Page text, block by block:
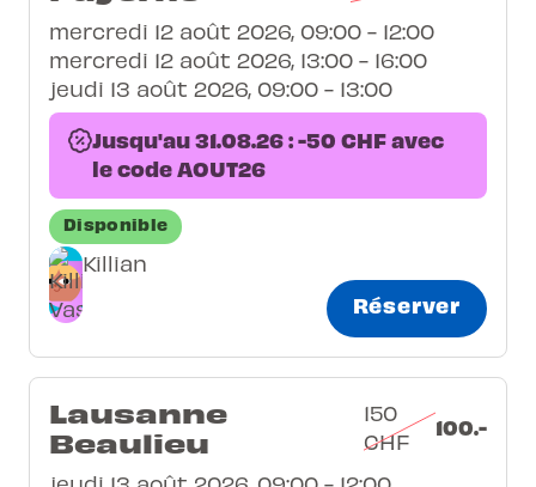
mercredi 12 août 2026, 09:00 - 12:00
mercredi 12 août 2026, 13:00 - 16:00
jeudi 13 août 2026, 09:00 - 13:00
Jusqu'au 31.08.26 : -50 CHF avec
le code AOUT26
Disponible
Killian
Réserver
Lausanne
Beaulieu
150
CHF
100.-